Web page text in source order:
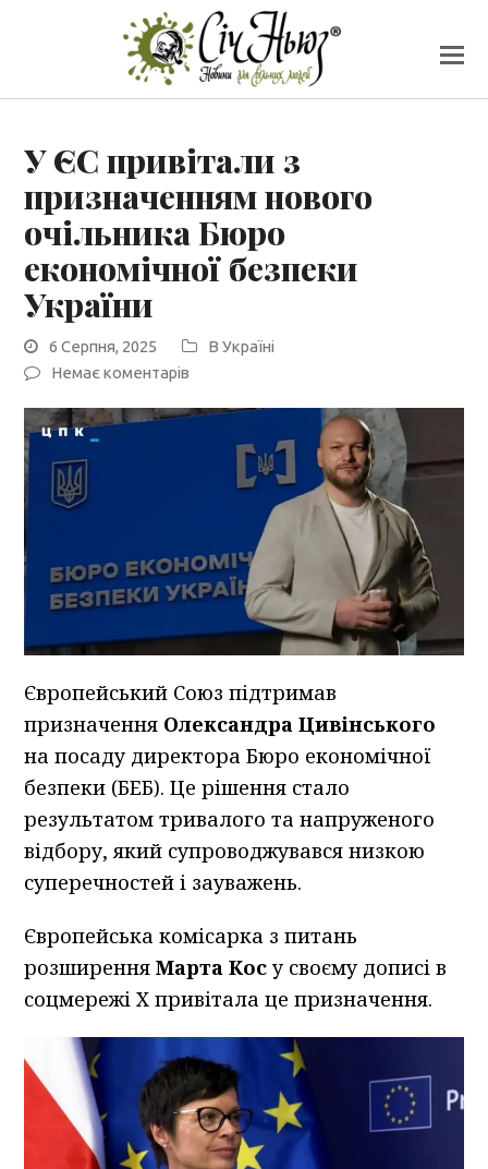
У ЄС привітали з
призначенням нового
очільника Бюро
економічної безпеки
України
6 Серпня, 2025
В Україні
Немає коментарів
Європейський Союз підтримав
призначення Олександра Цивінського
на посаду директора Бюро економічної
безпеки (БЕБ). Це рішення стало
результатом тривалого та напруженого
відбору, який супроводжувався низкою
суперечностей і зауважень.
Європейська комісарка з питань
розширенняМарта Косу своєму дописі в
соцмережі X привітала це призначення.